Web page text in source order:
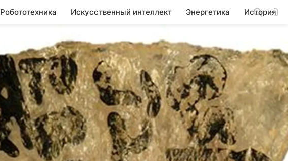
Робототехника Искусственный интеллект Энергетика История